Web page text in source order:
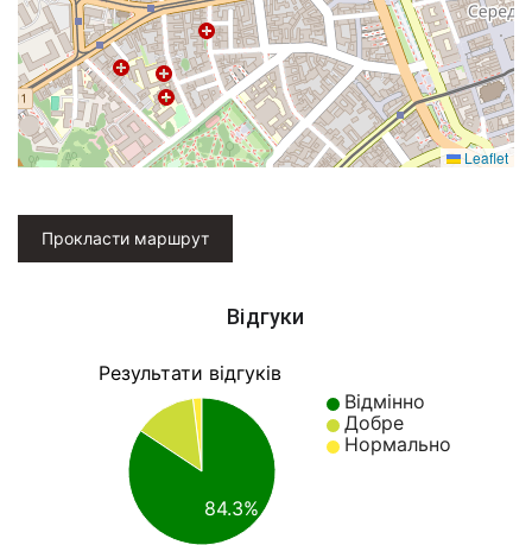
Leaflet
Прокласти маршрут
Відгуки
Результати відгуків
Відмінно
Добре
Нормально
84.3%